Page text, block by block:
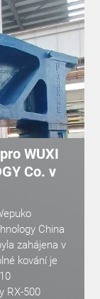
WUXI
Co. v
China
zahájena v
kování je
RX-500